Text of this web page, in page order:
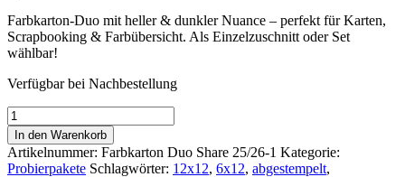
Farbkarton-Duo mit heller & dunkler Nuance – perfekt für Karten,
Scrapbooking & Farbübersicht. Als Einzelzuschnitt oder Set
wählbar!
Verfügbar bei Nachbestellung
Stampin
Up
Designerpapier
Share
In den Warenkorb
Artikelnummer: Farbkarton Duo Share 25/26-1 Kategorie:
Probierpakete Schlagwörter: 12x12, 6x12, abgestempelt,